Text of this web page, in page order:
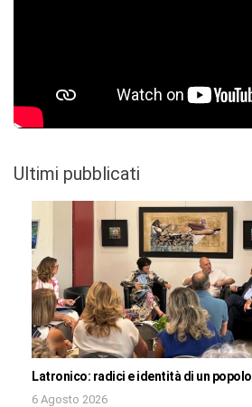
Ultimi pubblicati
Latronico: radici e identità di un popolo
6 Agosto 2026